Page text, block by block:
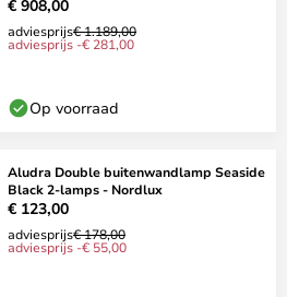
€ 908,00
adviesprijs€ 1.189,00
adviesprijs -€ 281,00
Op voorraad
Aludra Double buitenwandlamp Seaside
Black 2-lamps - Nordlux
€ 123,00
adviesprijs€ 178,00
adviesprijs -€ 55,00